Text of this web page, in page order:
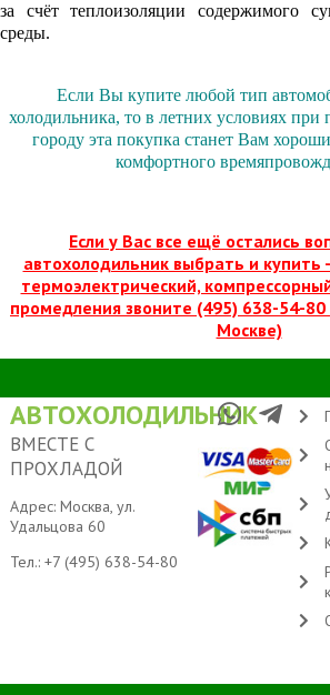
за счёт теплоизоляции содержимого
среды.
Если Вы купите любой тип
холодильника, то в летних условиях при
городу эта покупка станет Вам
комфортного
Если у Вас все ещё остались
автохолодильник выбрать и купить
термоэлектрический,
промедления звоните (495) 638-54-
Москве)
АВТОХОЛОДИЛЬНИК
ВМЕСТЕ С
ПРОХЛАДОЙ
Адрес: Москва, ул.
Удальцова 60
Тел.: +7 (495) 638-54-80